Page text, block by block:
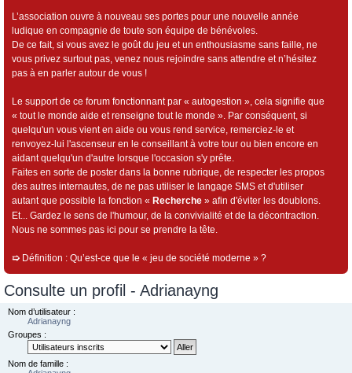
L’association ouvre à nouveau ses portes pour une nouvelle année
ludique en compagnie de toute son équipe de bénévoles.
De ce fait, si vous avez le goût du jeu et un enthousiasme sans faille, ne
vous privez surtout pas, venez nous rejoindre sans attendre et n’hésitez
pas à en parler autour de vous !
Le support de ce forum fonctionnant par « autogestion », cela signifie que
« tout le monde aide et renseigne tout le monde ». Par conséquent, si
quelqu'un vous vient en aide ou vous rend service, remerciez-le et
renvoyez-lui l'ascenseur en le conseillant à votre tour ou bien encore en
aidant quelqu'un d'autre lorsque l'occasion s'y prête.
Faites en sorte de poster dans la bonne rubrique, de respecter les propos
des autres internautes, de ne pas utiliser le langage SMS et d'utiliser
autant que possible la fonction « Recherche » afin d'éviter les doublons.
Et... Gardez le sens de l'humour, de la convivialité et de la décontraction.
Nous ne sommes pas ici pour se prendre la tête.
➯ Définition : Qu’est-ce que le « jeu de société moderne » ?
Consulte un profil - Adrianayng
Nom d’utilisateur :
Adrianayng
Groupes :
Nom de famille :